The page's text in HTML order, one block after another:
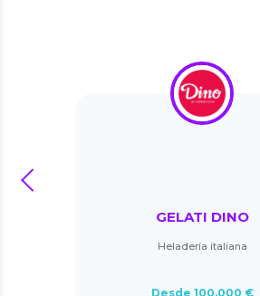
GELATI DINO
Heladería italiana
Desde 100.000 €
prev